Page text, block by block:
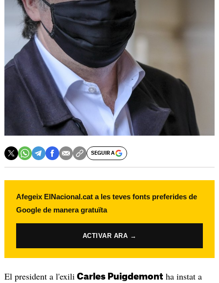
SEGUIR A
Afegeix ElNacional.cat a les teves fonts preferides de
Google de manera gratuïta
ACTIVAR ARA →
El president a l'exili Carles Puigdemontha instat a